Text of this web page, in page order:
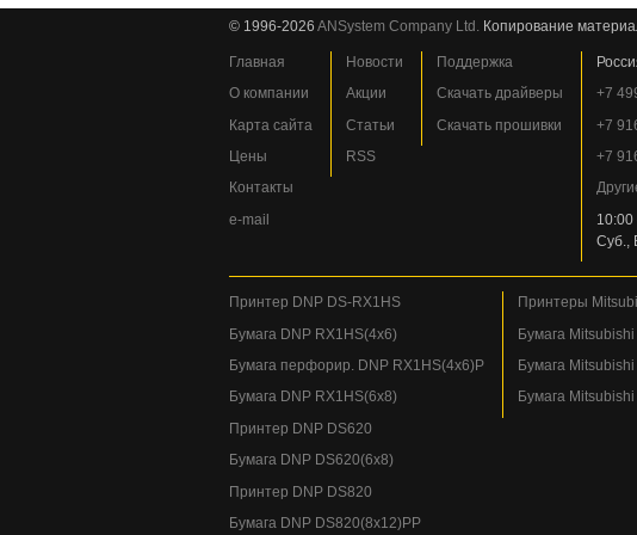
© 1996-2026 ANSystem Company Ltd. Копирование
Главная
О компании
Карта сайта
Цены
Контакты
e-mail
Новости
Акции
Статьи
RSS
Поддержка
Скачать драйверы
Скачать прошивки
+7
+7
+7
Суб.,
Принтер DNP DS-RX1HS
Бумага DNP RX1HS(4x6)
Бумага перфорир. DNP RX1HS(4x6)P
Бумага DNP RX1HS(6x8)
Принтер DNP DS620
Бумага DNP DS620(6x8)
Принтер DNP DS820
Бумага DNP DS820(8x12)PP
Принтеры
Бумага
Бумага
Бумага